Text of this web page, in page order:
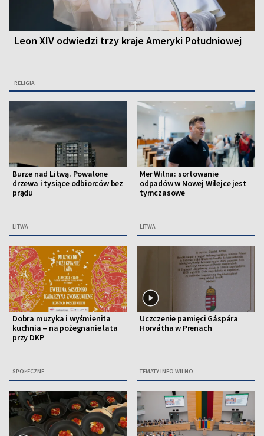
Leon XIV odwiedzi trzy kraje Ameryki Południowej
RELIGIA
Burze nad Litwą. Powalone
drzewa i tysiące odbiorców bez
prądu
LITWA
Mer Wilna: sortowanie
odpadów w Nowej Wilejce jest
tymczasowe
LITWA
Dobra muzyka i wyśmienita
kuchnia – na pożegnanie lata
przy DKP
SPOŁECZNE
Uczczenie pamięci Gáspára
Horvátha w Prenach
TEMATY INFO WILNO